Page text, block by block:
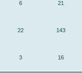
6 21
22 143
3 16